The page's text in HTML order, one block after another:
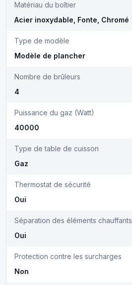
Matériau du boîtier
Acier inoxydable, Fonte, Chromé
Type de modèle
Modèle de plancher
Nombre de brûleurs
4
Puissance du gaz (Watt)
40000
Type de table de cuisson
Gaz
Thermostat de sécurité
Oui
Séparation des éléments chauffants
Oui
Protection contre les surcharges
Non